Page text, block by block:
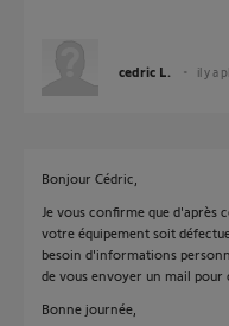
cedric L. il y a
Bonjour Cédric,
Je vous confirme que d'après
votre équipement soit
besoin d'informations
de vous envoyer un mail
Bonne journée,